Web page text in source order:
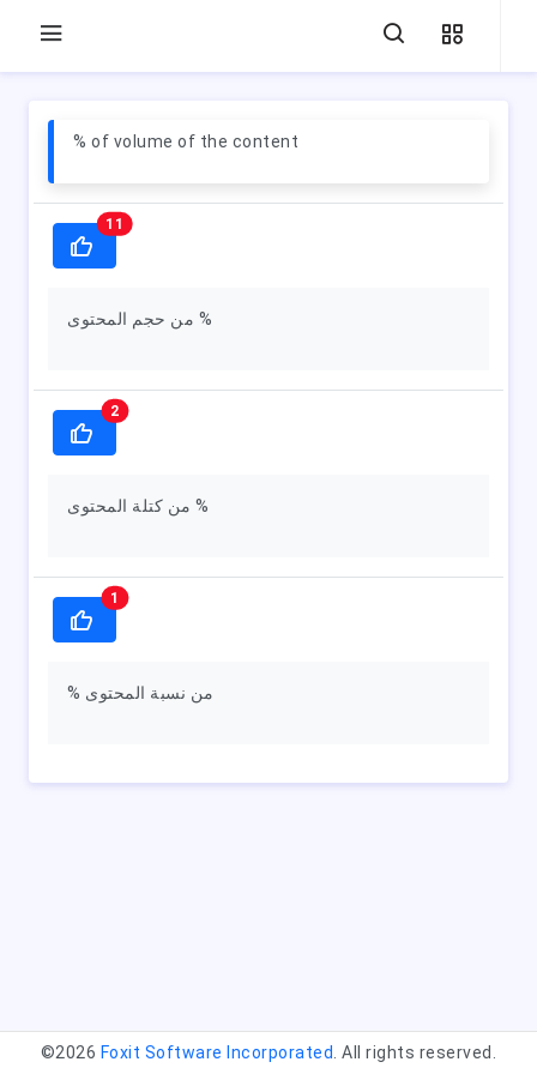
% of volume of the content
11
من حجم المحتوى %
2
من كتلة المحتوى %
1
% من نسبة المحتوى
©2026 Foxit Software Incorporated . All rights reserved.